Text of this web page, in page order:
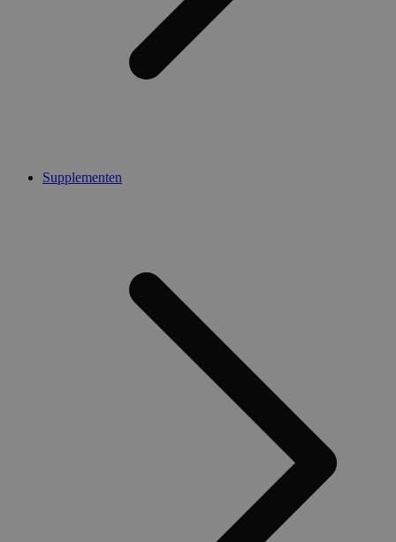
Supplementen